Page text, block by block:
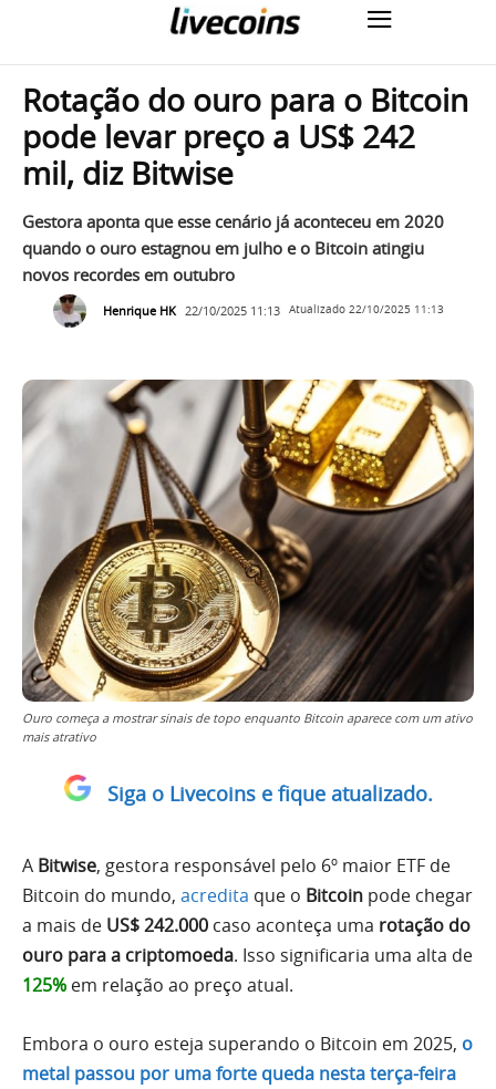
Rotação do ouro para o Bitcoin
pode levar preço a US$ 242
mil, diz Bitwise
Gestora aponta que esse cenário já aconteceu em 2020
quando o ouro estagnou em julho e o Bitcoin atingiu
novos recordes em outubro
Henrique HK 22/10/2025 11:13 Atualizado 22/10/2025 11:13
Ouro começa a mostrar sinais de topo enquanto Bitcoin aparece com um ativo
mais atrativo
Siga o Livecoins e fique atualizado.
A Bitwise, gestora responsável pelo 6º maior ETF de
Bitcoin do mundo, acredita que o Bitcoin pode chegar
a mais de US$ 242.000 caso aconteça uma rotação do
ouro para a criptomoeda. Isso significaria uma alta de
125% em relação ao preço atual.
Embora o ouro esteja superando o Bitcoin em 2025, o
metal passou por uma forte queda nesta terça-feira